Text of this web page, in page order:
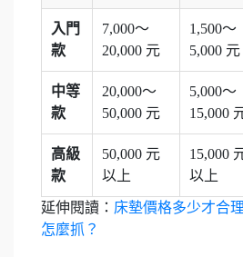
入門
款
7,000～
20,000 元
1,500～
5,000 元
中等
款
20,000～
50,000 元
5,000～
15,000
高級
款
50,000 元
以上
15,000
以上
延伸閱讀： 床墊價格多少才合
怎麼抓？